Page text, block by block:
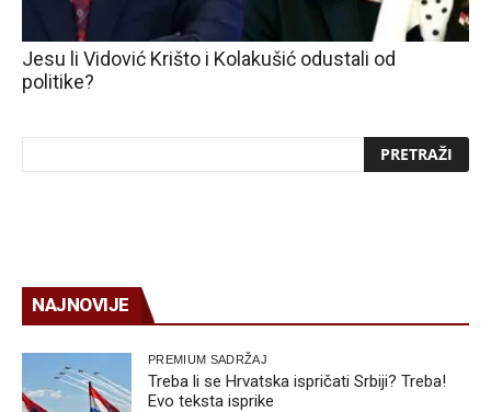
Jesu li Vidović Krišto i Kolakušić odustali od
politike?
NAJNOVIJE
PREMIUM SADRŽAJ
Treba li se Hrvatska ispričati Srbiji? Treba!
Evo teksta isprike